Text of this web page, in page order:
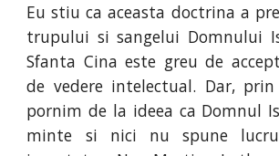
Eu stiu ca aceasta doctrina a
trupului si sangelui Domnului
Sfanta Cina este greu de
de vedere intelectual. Dar,
pornim de la ideea ca Domnul
minte si nici nu spune